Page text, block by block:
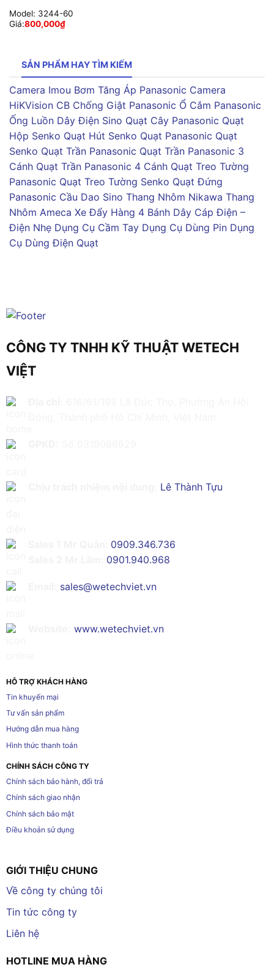
Model: 3244-60
Giá:800,000₫
SẢN PHẨM HAY TÌM KIẾM
Camera Imou Bơm Tăng Áp Panasonic Camera
HiKVision CB Chống Giật Panasonic Ổ Cắm Panasonic
Ống Luồn Dây Điện Sino Quạt Cây Panasonic Quạt
Hộp Senko Quạt Hút Senko Quạt Panasonic Quạt
Senko Quạt Trần Panasonic Quạt Trần Panasonic 3
Cánh Quạt Trần Panasonic 4 Cánh Quạt Treo Tường
Panasonic Quạt Treo Tường Senko Quạt Đứng
Panasonic Cầu Dao Sino Thang Nhôm Nikawa Thang
Nhôm Ameca Xe Đẩy Hàng 4 Bánh Dây Cáp Điện –
Điện Nhẹ Dụng Cụ Cầm Tay Dụng Cụ Dùng Pin Dụng
Cụ Dùng Điện Quạt
CÔNG TY TNHH KỸ THUẬT WETECH
VIỆT
Lê Thành Tựu
0909.346.736
0901.940.968
sales@wetechviet.vn
www.wetechviet.vn
HỖ TRỢ KHÁCH HÀNG
Tin khuyến mại
Tư vấn sản phẩm
Hướng dẫn mua hàng
Hình thức thanh toán
CHÍNH SÁCH CÔNG TY
Chính sách bảo hành, đổi trả
Chính sách giao nhận
Chính sách bảo mật
Điều khoản sử dụng
GIỚI THIỆU CHUNG
Về công ty chúng tôi
Tin tức công ty
Liên hệ
HOTLINE MUA HÀNG